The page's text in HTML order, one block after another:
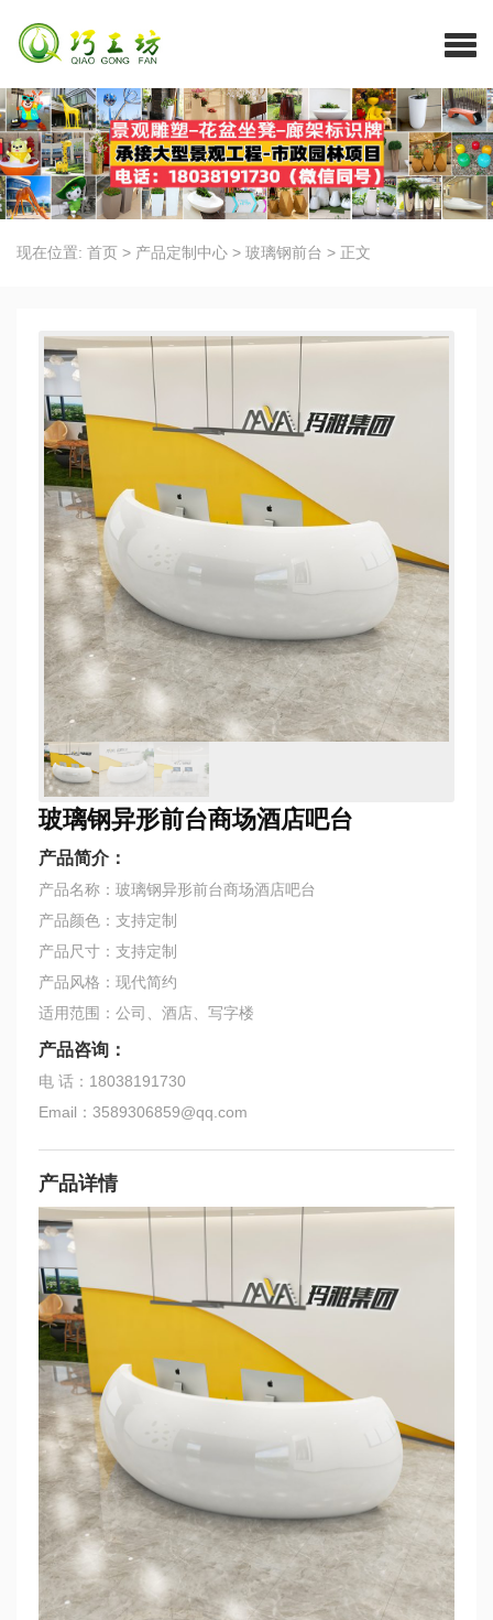
现在位置: 首页 > 产品定制中心 > 玻璃钢前台 > 正文
玻璃钢异形前台商场酒店吧台
产品简介：
产品名称：玻璃钢异形前台商场酒店吧台
产品颜色：支持定制
产品尺寸：支持定制
产品风格：现代简约
适用范围：公司、酒店、写字楼
产品咨询：
电 话：18038191730
Email：3589306859@qq.com
产品详情